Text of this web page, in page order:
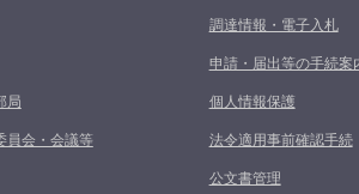
局
員会・会議等
調達情報・電子入札
申請・届出等の手続案
個人情報保護
法令適用事前確認手続
公文書管理